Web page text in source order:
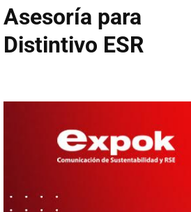
Asesoría para
Distintivo ESR